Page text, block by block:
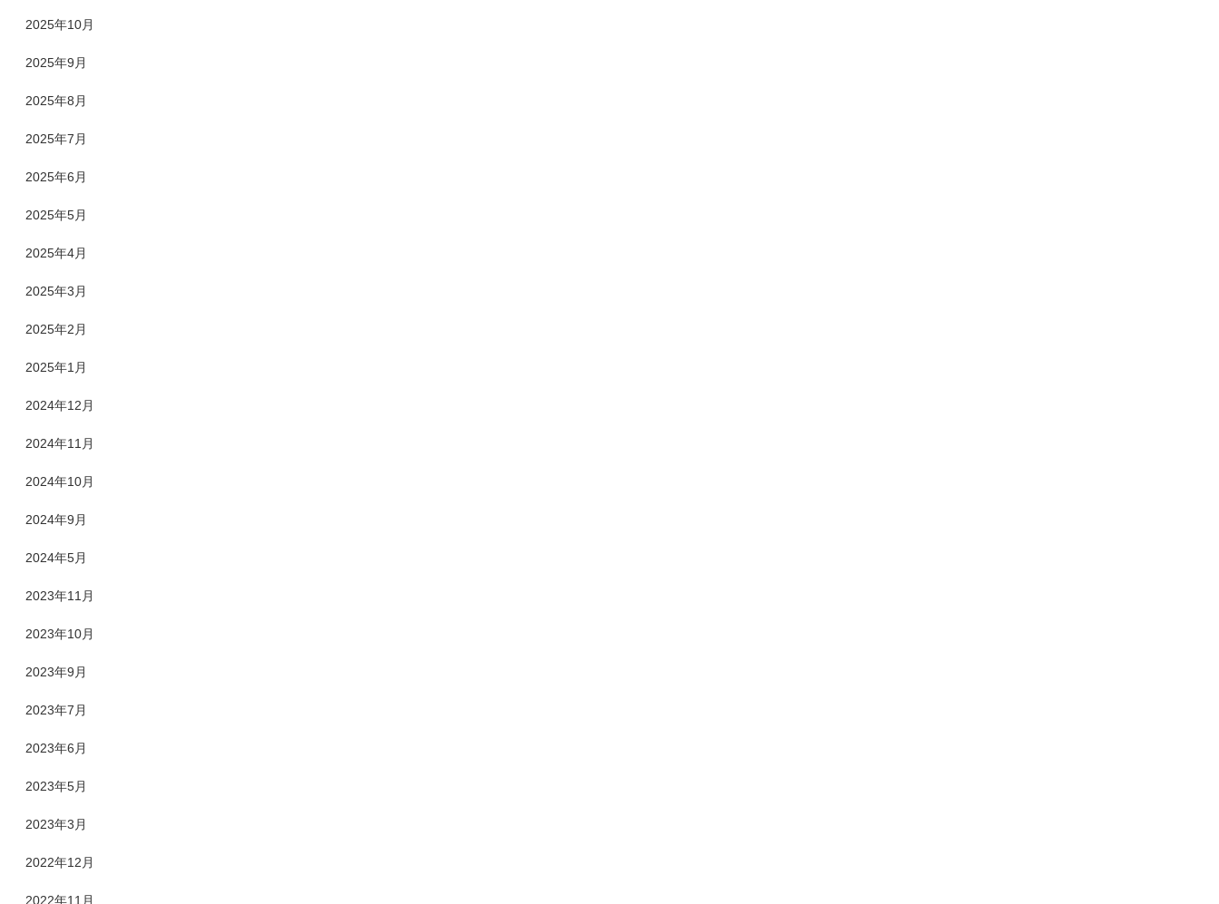
2025年10月
2025年9月
2025年8月
2025年7月
2025年6月
2025年5月
2025年4月
2025年3月
2025年2月
2025年1月
2024年12月
2024年11月
2024年10月
2024年9月
2024年5月
2023年11月
2023年10月
2023年9月
2023年7月
2023年6月
2023年5月
2023年3月
2022年12月
2022年11月